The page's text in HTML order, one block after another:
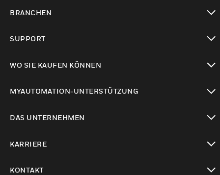
BRANCHEN
SUPPORT
WO SIE KAUFEN KÖNNEN
MYAUTOMATION-UNTERSTÜTZUNG
DAS UNTERNEHMEN
KARRIERE
KONTAKT